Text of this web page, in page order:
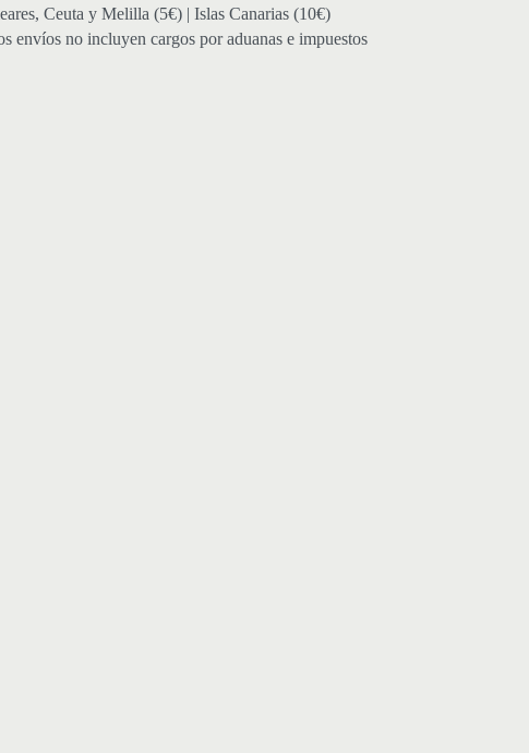
Ceuta y Melilla (5€) | Islas Canarias (10€)
envíos no incluyen cargos por aduanas e impuestos